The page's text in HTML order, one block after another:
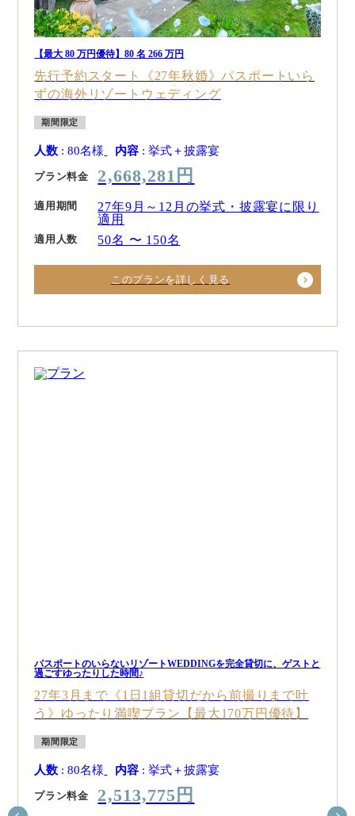
【最大 80 万円優待】80 名 266 万円
先行予約スタート《27年秋婚》パスポートいら
ずの海外リゾートウェディング
期間限定
人数 : 80名様 内容 : 挙式＋披露宴
プラン料金 2,668,281円
適用期間
27年9月～12月の挙式・披露宴に限り
適用
適用人数 50名 〜 150名
このプランを詳しく見る
パスポートのいらないリゾートWEDDINGを完全貸切に、ゲストと
過ごすゆったりした時間♪
27年3月まで《1日1組貸切だから前撮りまで叶
う》ゆったり満喫プラン【最大170万円優待】
期間限定
人数 : 80名様 内容 : 挙式＋披露宴
プラン料金 2,513,775円